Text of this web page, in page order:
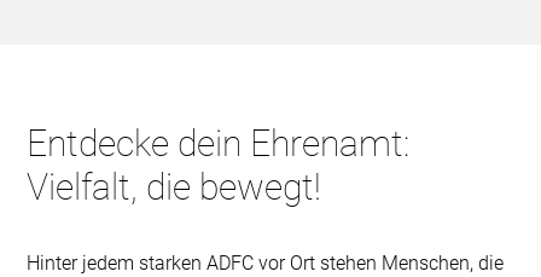
Entdecke dein Ehrenamt:
Vielfalt, die bewegt!
Hinter jedem starken ADFC vor Ort stehen Menschen, die